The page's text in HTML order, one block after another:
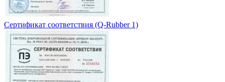
Сертификат соответствия (Q-Rubber 1)